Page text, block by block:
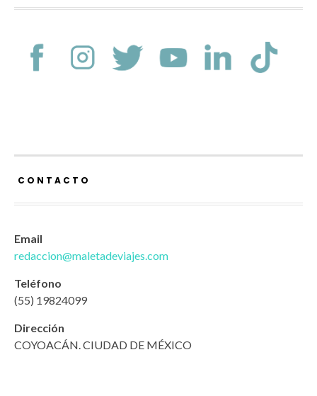
CONTACTO
Email
redaccion@maletadeviajes.com
Teléfono
(55) 19824099
Dirección
COYOACÁN. CIUDAD DE MÉXICO